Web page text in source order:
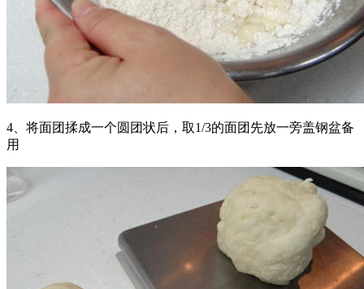
4、将面团揉成一个圆团状后，取1/3的面团先放一旁盖钢盆备
用